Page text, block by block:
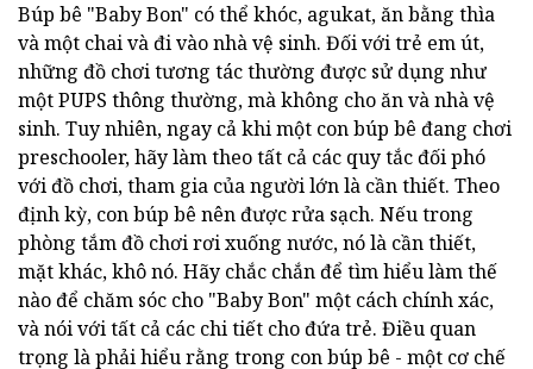
Búp bê "Baby Bon" có thể khóc, agukat, ăn bằng thìa
và một chai và đi vào nhà vệ sinh. Đối với trẻ em út,
những đồ chơi tương tác thường được sử dụng như
một PUPS thông thường, mà không cho ăn và nhà vệ
sinh. Tuy nhiên, ngay cả khi một con búp bê đang chơi
preschooler, hãy làm theo tất cả các quy tắc đối phó
với đồ chơi, tham gia của người lớn là cần thiết. Theo
định kỳ, con búp bê nên được rửa sạch. Nếu trong
phòng tắm đồ chơi rơi xuống nước, nó là cần thiết,
mặt khác, khô nó. Hãy chắc chắn để tìm hiểu làm thế
nào để chăm sóc cho "Baby Bon" một cách chính xác,
và nói với tất cả các chi tiết cho đứa trẻ. Điều quan
trọng là phải hiểu rằng trong con búp bê - một cơ chế